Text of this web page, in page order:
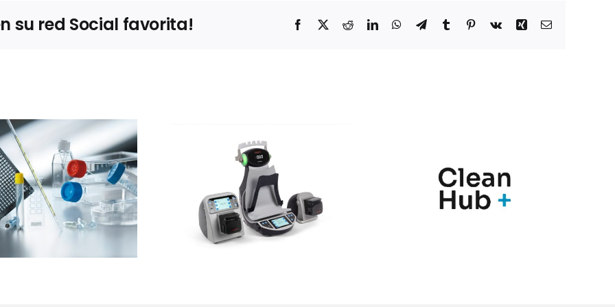
su red Social favorita! Facebook
X RedditLinkedInWhatsApp
TelegramTumblr Pinterest
Vk Xing Correo
Thermo Fisher
Scientific
presentará el
sistema Thermo
Scientific™
InstaFlux™ en
Farmaforum
CleanHub+
exponen una
estrategia de
barreras
sucesivas para el
control de
Farmaforum las
novedades de sus
soluciones